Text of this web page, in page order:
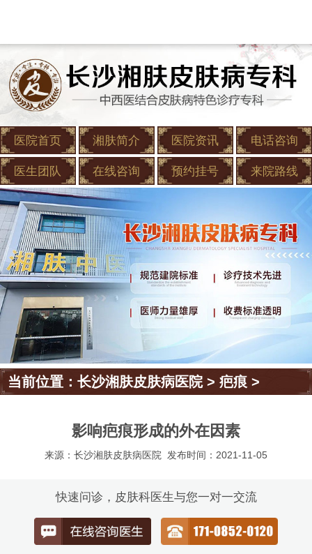
医院首页 湘肤简介 医院资讯 电话咨询
医生团队 在线咨询 预约挂号 来院路线
当前位置：长沙湘肤皮肤病医院>疤痕 >
影响疤痕形成的外在因素
来源：长沙湘肤皮肤病医院 发布时间：2021-11-05
快速问诊，皮肤科医生与您一对一交流